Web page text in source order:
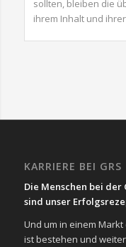
sollten, bleiben die
ihrem Inhalt und
KARRIERE BEI GRS
Die Menschen bei der
sind unser
Und um in einem
ist bestehen und